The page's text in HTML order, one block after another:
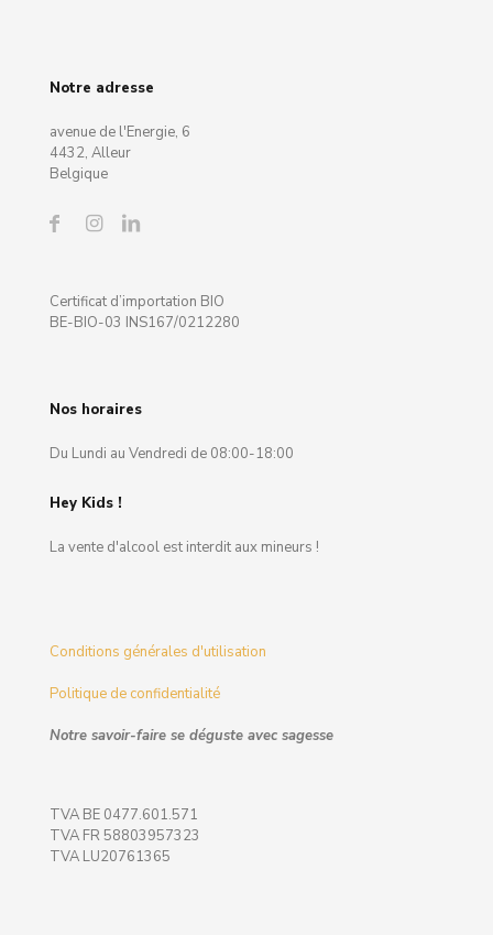
Notre adresse
avenue de l'Energie, 6
4432, Alleur
Belgique
Certificat d’importation BIO
BE-BIO-03 INS167/0212280
Nos horaires
Du Lundi au Vendredi de 08:00-18:00
Hey Kids !
La vente d'alcool est interdit aux mineurs !
Conditions générales d'utilisation
Politique de confidentialité
Notre savoir-faire se déguste avec sagesse
TVA BE 0477.601.571
TVA FR 58803957323
TVA LU20761365